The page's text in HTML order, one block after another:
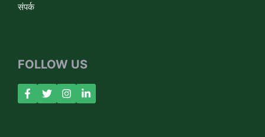
संपर्क
FOLLOW US